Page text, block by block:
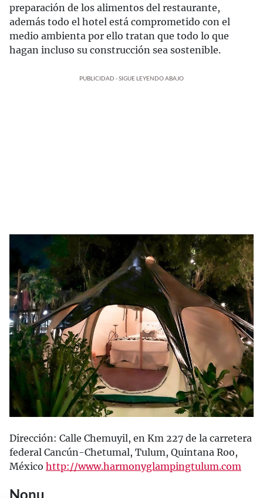
preparación de los alimentos del restaurante,
además todo el hotel está comprometido con el
medio ambienta por ello tratan que todo lo que
hagan incluso su construcción sea sostenible.
PUBLICIDAD - SIGUE LEYENDO ABAJO
Dirección: Calle Chemuyil, en Km 227 de la carretera
federal Cancún-Chetumal, Tulum, Quintana Roo,
México http://www.harmonyglampingtulum.com
Nonu